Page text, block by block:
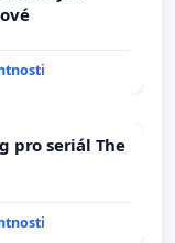
pro seriál The